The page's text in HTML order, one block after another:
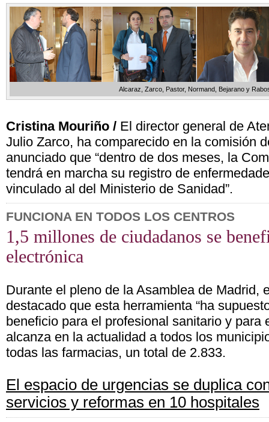
Alcaraz, Zarco, Pastor, Normand, Bejarano y
Cristina Mouriño / El director general de
Julio Zarco, ha comparecido en la comisión
anunciado que “dentro de dos meses, la
tendrá en marcha su registro de
vinculado al del Ministerio de Sanidad”.
FUNCIONA EN TODOS LOS CENTROS
1,5 millones de ciudadanos se
electrónica
Durante el pleno de la Asamblea de Madrid,
destacado que esta herramienta “ha
beneficio para el profesional sanitario y para
alcanza en la actualidad a todos los
todas las farmacias, un total de 2.833.
El espacio de urgencias se duplica
servicios y reformas en 10 hospitales